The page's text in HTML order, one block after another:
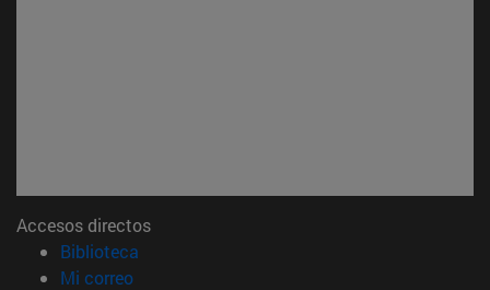
Accesos directos
Biblioteca
Mi correo(abre en nueva ventana)